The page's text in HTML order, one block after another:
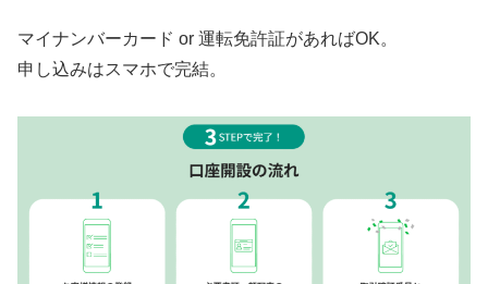
マイナンバーカード or 運転免許証があればOK。
申し込みはスマホで完結。